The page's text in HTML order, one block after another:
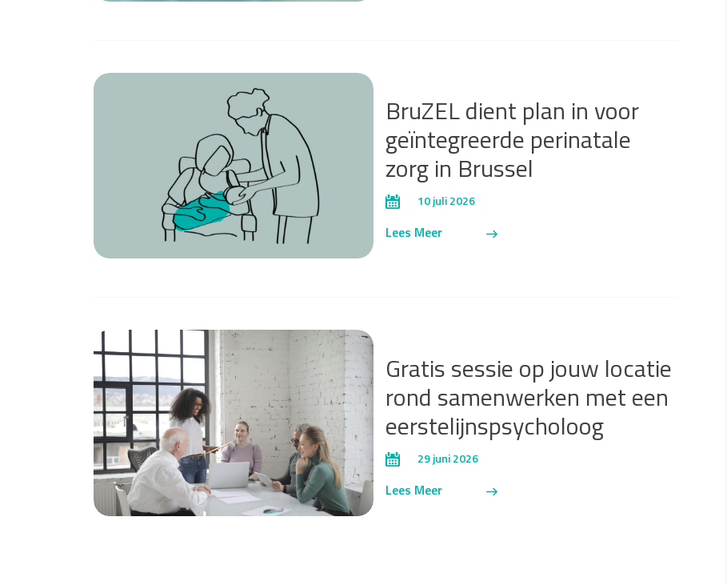
BruZEL dient plan in voor
geïntegreerde perinatale
zorg in Brussel
10 juli 2026
Lees Meer
Gratis sessie op jouw locatie
rond samenwerken met een
eerstelijnspsycholoog
29 juni 2026
Lees Meer